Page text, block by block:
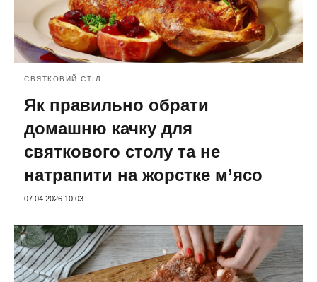
СВЯТКОВИЙ СТІЛ
Як правильно обрати
домашню качку для
святкового столу та не
натрапити на жорстке м’ясо
07.04.2026 10:03